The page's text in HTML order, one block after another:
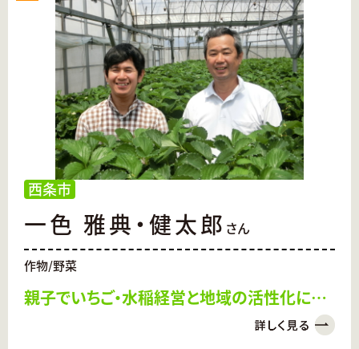
西条市
一色 雅典・健太郎 さん
作物/野菜
親子でいちご・水稲経営と地域の活性化に取